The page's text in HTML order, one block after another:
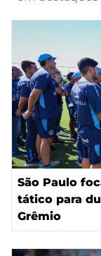
São Paulo
tático para
Grêmio